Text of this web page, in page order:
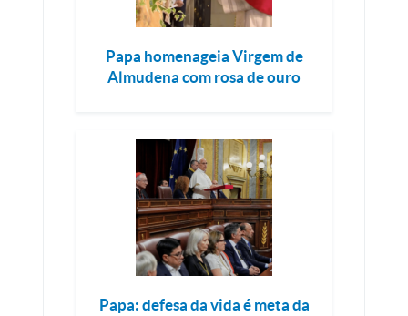
Papa homenageia Virgem de
Almudena com rosa de ouro
Papa: defesa da vida é meta da